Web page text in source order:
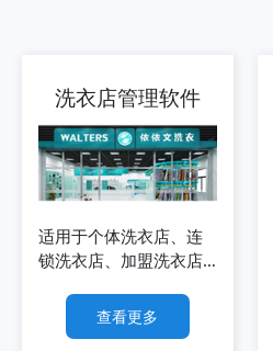
洗衣店管理软件
适用于个体洗衣店、连
锁洗衣店、加盟洗衣店
查看更多